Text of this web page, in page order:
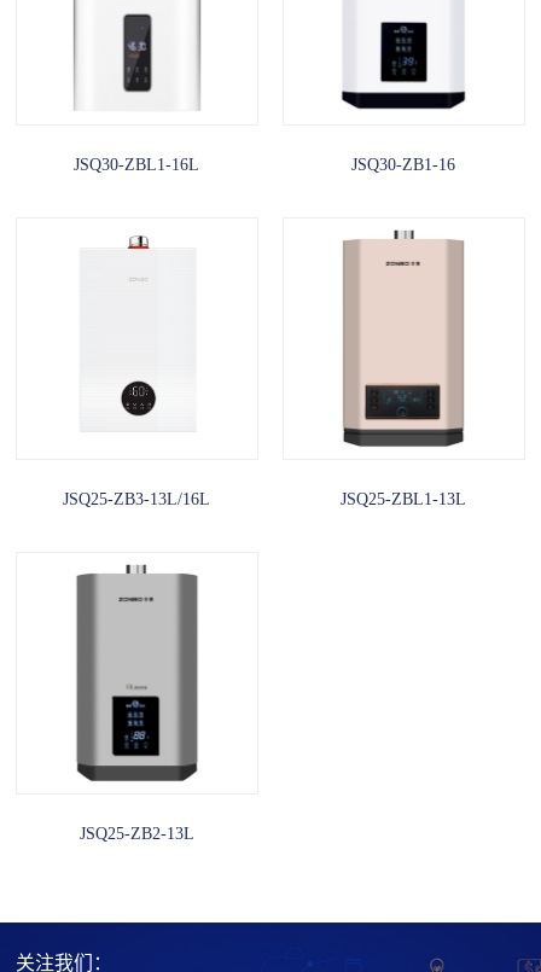
JSQ30-ZBL1-16L JSQ30-ZB1-16
JSQ25-ZB3-13L/16L JSQ25-ZBL1-13L
JSQ25-ZB2-13L
关注我们：